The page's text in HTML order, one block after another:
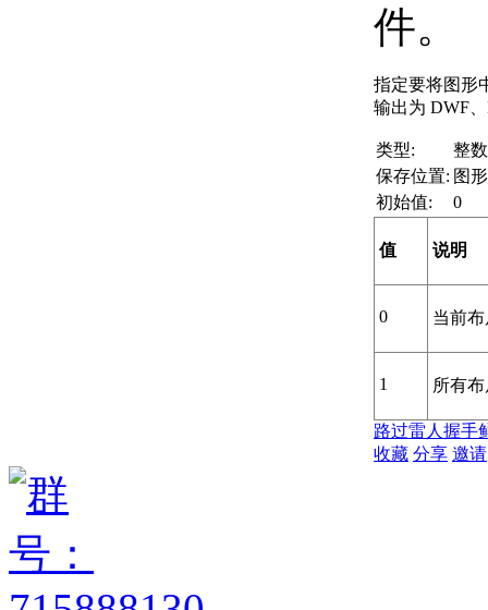
件。
指定要将图形
输出为 DWF
类型:
整数
保存位置: 图形
初始值:
0
值 说明
0 当前
1 所有
路过雷人 握手
收藏 分享 邀请